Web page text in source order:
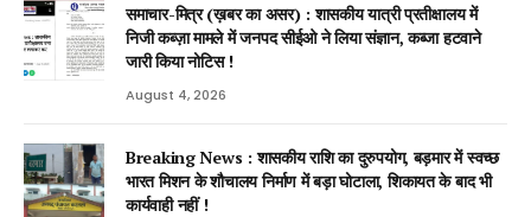
समाचार-मित्र (ख़बर का असर) : शासकीय यात्री प्रतीक्षालय में
निजी कब्ज़ा मामले में जनपद सीईओ ने लिया संज्ञान, कब्जा हटवाने
जारी किया नोटिस !
August 4, 2026
Breaking News : शासकीय राशि का दुरुपयोग, बड़मार में स्वच्छ
भारत मिशन के शौचालय निर्माण में बड़ा घोटाला, शिकायत के बाद भी
कार्यवाही नहीं !